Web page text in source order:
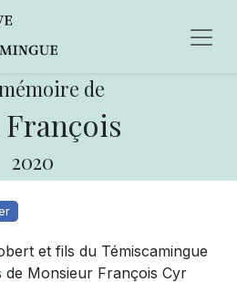
de
2020
et fils du Témiscamingue
Monsieur François Cyr